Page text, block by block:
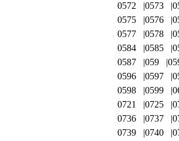
0572
0573
0575
0576
0577
0578
0584
0585
0587
059
0596
0597
0598
0599
0721
0725
0736
0737
0739
0740